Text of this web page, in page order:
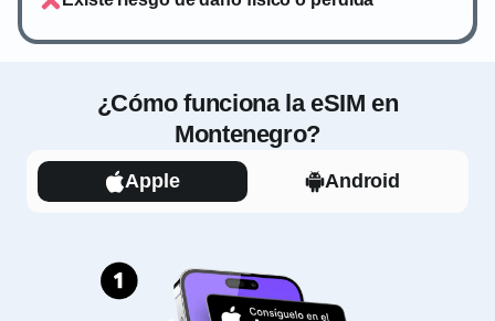
¿Cómo funciona la eSIM en
Montenegro?
Apple Android